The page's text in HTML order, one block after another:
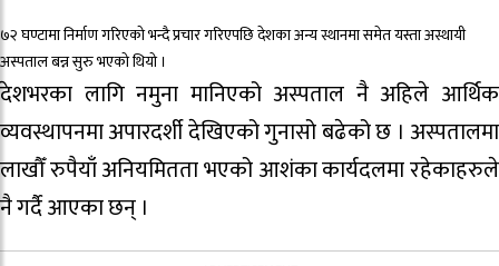
७२ घण्टामा निर्माण गरिएको भन्दै प्रचार गरिएपछि देशका अन्य स्थानमा समेत यस्ता अस्थायी
अस्पताल बन्न सुरु भएको थियो ।
देशभरका लागि नमुना मानिएको अस्पताल नै अहिले आर्थिक
व्यवस्थापनमा अपारदर्शी देखिएको गुनासो बढेको छ । अस्पतालमा
लाखौँ रुपैयाँ अनियमितता भएको आशंका कार्यदलमा रहेकाहरुले
नै गर्दै आएका छन् ।